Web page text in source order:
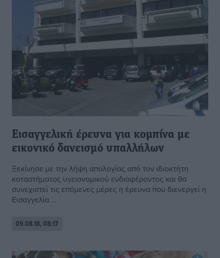
Εισαγγελική έρευνα για κομπίνα με
εικονικό δανεισμό υπαλλήλων
Ξεκίνησε με την λήψη απολογίας από τον ιδιοκτήτη
καταστήματος υγειονομικού ενδιαφέροντος και θα
συνεχιστεί τις επόμενες μέρες η έρευνα που διενεργεί η
Εισαγγελία ...
09.08.18, 08:17